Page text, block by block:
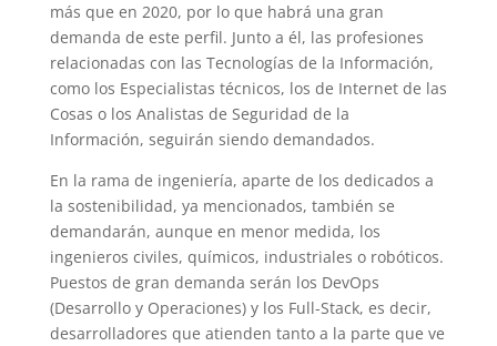
más que en 2020, por lo que habrá una gran
demanda de este perfil. Junto a él, las profesiones
relacionadas con las Tecnologías de la Información,
como los Especialistas técnicos, los de Internet de las
Cosas o los Analistas de Seguridad de la
Información, seguirán siendo demandados.
En la rama de ingeniería, aparte de los dedicados a
la sostenibilidad, ya mencionados, también se
demandarán, aunque en menor medida, los
ingenieros civiles, químicos, industriales o robóticos.
Puestos de gran demanda serán los DevOps
(Desarrollo y Operaciones) y los Full-Stack, es decir,
desarrolladores que atienden tanto a la parte que ve